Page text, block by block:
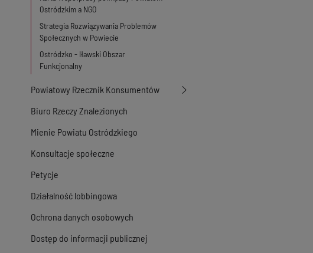
Ostródzkim a NGO
Strategia Rozwiązywania Problemów
Społecznych w Powiecie
Ostródzko - Iławski Obszar
Funkcjonalny
Powiatowy Rzecznik Konsumentów
Biuro Rzeczy Znalezionych
Mienie Powiatu Ostródzkiego
Konsultacje społeczne
Petycje
Działalność lobbingowa
Ochrona danych osobowych
Dostęp do informacji publicznej